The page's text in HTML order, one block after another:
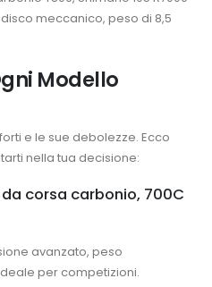
meccanico, peso di 8,5
Modello
e le sue debolezze. Ecco
nella tua decisione:
da corsa carbonio, 700C
avanzato, peso
per competizioni.